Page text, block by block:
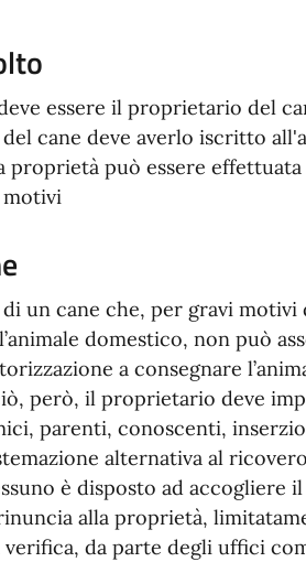
essere il proprietario del
cane deve averlo iscritto
proprietà può essere
motivi
un cane che, per gravi motivi
domestico, non può
a consegnare
però, il proprietario deve
parenti, conoscenti,
alternativa al
è disposto ad accogliere
alla proprietà,
verifica, da parte degli uffici